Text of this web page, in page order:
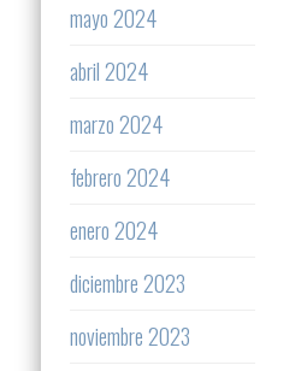
mayo 2024
abril 2024
marzo 2024
febrero 2024
enero 2024
diciembre 2023
noviembre 2023